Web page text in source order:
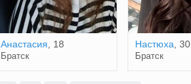
Анастасия , 18
Братск
Настюха , 30
Братск